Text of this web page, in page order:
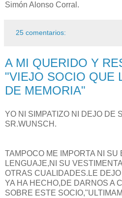
Simón Alonso Corral.
25 comentarios:
A MI QUERIDO Y
"VIEJO SOCIO QUE
DE MEMORIA"
YO NI SIMPATIZO NI DEJO DE
SR.WUNSCH.
TAMPOCO ME IMPORTA NI SU
LENGUAJE,NI SU
OTRAS CUALIDADES.LE
YA HA HECHO,DE DARNOS A
SOBRE ESTE